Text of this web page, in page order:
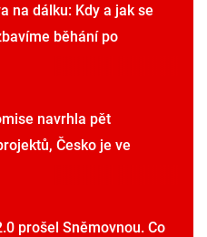
na dálku: Kdy a jak se
běhání po
navrhla pět
Česko je ve
prošel Sněmovnou. Co